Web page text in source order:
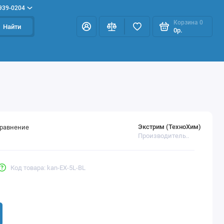
0204
Найти
Корзина 0
0р.
Код товара: kan-EX-5L-BL
Экстрим (ТехноХим)
Производитель..